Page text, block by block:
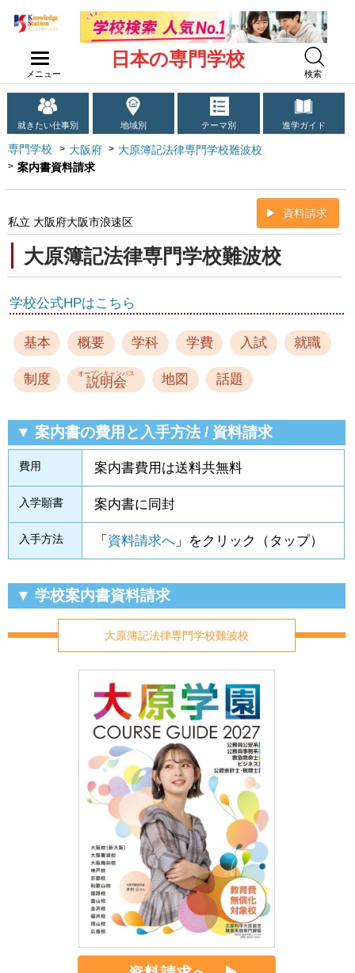
メニュー
日本の専門学校
検索
就きたい仕事別 地域別 テーマ別 進学ガイド
専門学校 大阪府
大原簿記法律専門学校難波校
案内書資料請求
大原簿記法律専門学校難波校
私立 大阪府大阪市浪速区
資料請求
学校公式HPはこちら
基本 概要 学科 学費 入試 就職
制度 オープンキャンパス
説明会 地図 話題
▼ 案内書の費用と入手方法 / 資料請求
費用 案内書費用は送料共無料
入学願書 案内書に同封
入手方法 「 資料請求へ 」をクリック（タップ）
▼ 学校案内書資料請求
大原簿記法律専門学校難波校